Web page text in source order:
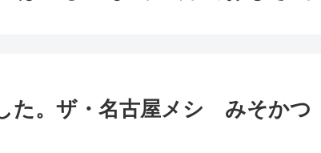
た。ザ・名古屋メシ みそかつ